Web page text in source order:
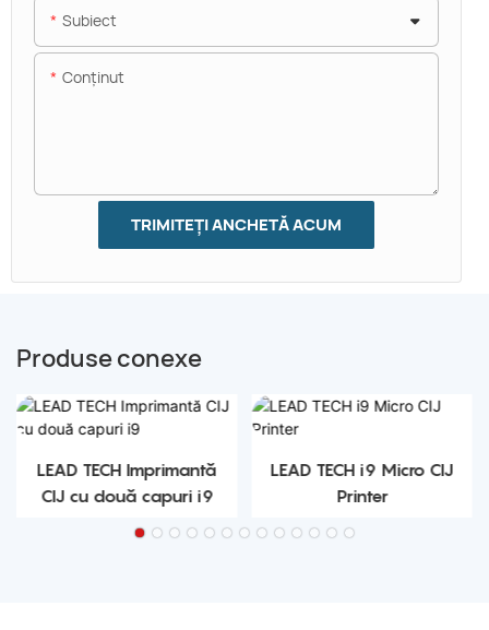
Subiect
Conţinut
TRIMITEȚI ANCHETĂ ACUM
Produse conexe
LEAD TECH Imprimantă
CIJ cu două capuri i9
LEAD TECH i9 Micro CIJ
Printer